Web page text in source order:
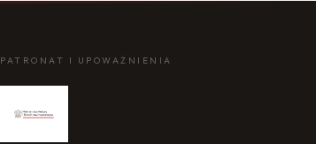
PATRONAT I UPOWAŻNIENIA